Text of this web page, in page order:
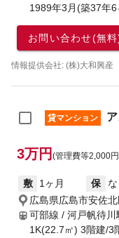
1989年3月(築37年6
お問い合わせ(無料
情報提供会社: (株)大和興
貸マンション
3万円 (管理費等2,000
敷 1ヶ月 保
広島県広島市安佐
可部線 / 河戸帆待川
1K(22.7㎡) 3階建/3